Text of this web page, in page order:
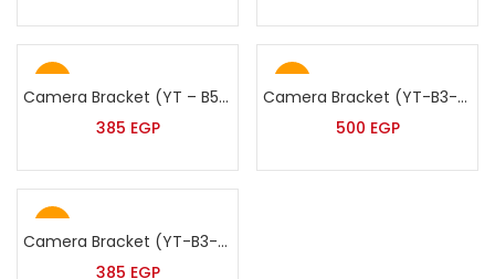
Hot
Camera Bracket (YT – B5/901 -30:60)
385 EGP
Hot
Camera Bracket (YT-B3-60:120cm)
500 EGP
Hot
Camera Bracket (YT-B3-30:60cm)
385 EGP